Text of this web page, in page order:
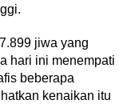
jiwa yang
hari ini menempati
beberapa
kenaikan itu